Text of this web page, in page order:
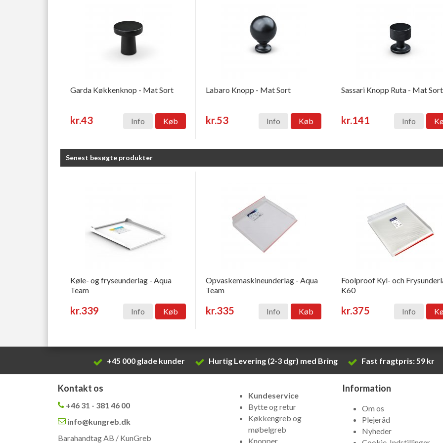
Garda Køkkenknop - Mat Sort
kr.43 Info Køb
Labaro Knopp - Mat Sort
kr.53 Info Køb
Sassari Knopp Ruta - Mat Sort
kr.141 Info
Senest besøgte produkter
Køle- og fryseunderlag - Aqua
Team
kr.339 Info Køb
Opvaskemaskineunderlag - Aqua
Team
kr.335 Info Køb
Foolproof Kyl- och
K60
kr.375 Info
+45 000 glade kunder Hurtig Levering (2-3 dgr) med Bring Fast fragtpris: 59 kr
Kontakt os
+46 31 - 381 46 00
info@kungreb.dk
Barahandtag AB / KunGreb
Kundeservice
Bytte og retur
Køkkengreb og
møbelgreb
Knopper
Information
Om os
Plejeråd
Nyheder